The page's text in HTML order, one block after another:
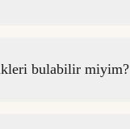
bulabilir miyim?